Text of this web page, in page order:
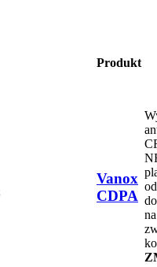
Produkt
Vanox
CDPA